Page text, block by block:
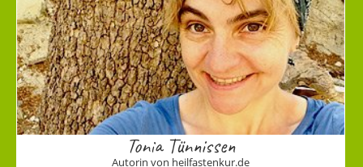
Tonia Tünnissen
Autorin von heilfastenkur.de